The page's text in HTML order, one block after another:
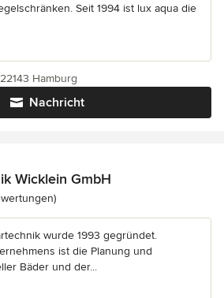
Seit 1994 ist lux aqua die
Nachricht
Hamburg
Wicklein GmbH
3 von 5 Sternen
wurde 1993 gegründet.
ist die Planung und
Bäder und der...